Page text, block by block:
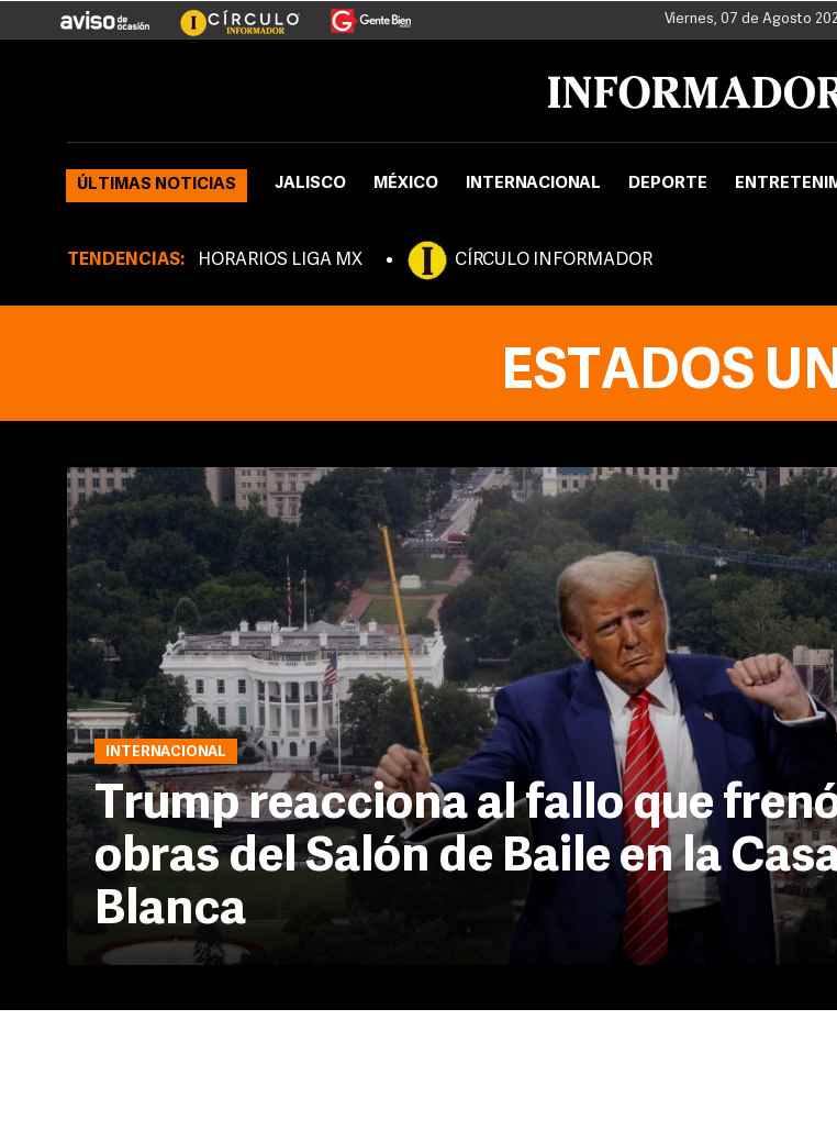
Viernes, 07 de Agosto
ÚLTIMAS NOTICIAS JALISCO MÉXICO INTERNACIONAL DEPORTE
TENDENCIAS: HORARIOS LIGA MX CÍRCULO INFORMADOR
ESTADOS
INTERNACIONAL
Trump reacciona al fallo que
obras del Salón de Baile en la
Blanca